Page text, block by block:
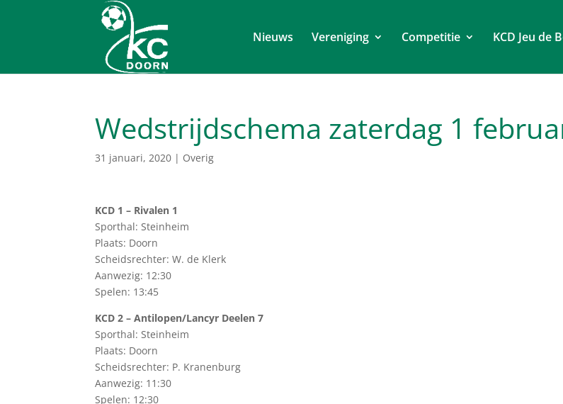
Nieuws Vereniging Competitie KCD Jeu de
Wedstrijdschema zaterdag 1
31 januari, 2020 | Overig
KCD 1 – Rivalen 1
Sporthal: Steinheim
Plaats: Doorn
Scheidsrechter: W. de Klerk
Aanwezig: 12:30
Spelen: 13:45
KCD 2 – Antilopen/Lancyr Deelen 7
Sporthal: Steinheim
Plaats: Doorn
Scheidsrechter: P. Kranenburg
Aanwezig: 11:30
Spelen: 12:30